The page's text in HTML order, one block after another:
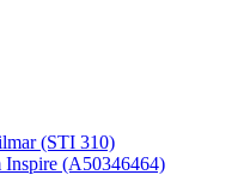
(STI 310)
(A50346464)